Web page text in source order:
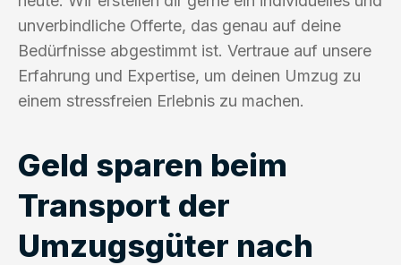
unverbindliche Offerte, das genau auf deine
Bedürfnisse abgestimmt ist. Vertraue auf unsere
Erfahrung und Expertise, um deinen Umzug zu
einem stressfreien Erlebnis zu machen.
Geld sparen beim
Transport der
Umzugsgüter nach